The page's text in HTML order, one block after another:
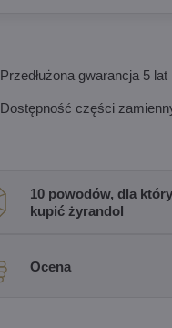
Przedłużona gwarancja 5 lat
Dostępność części
10 powodów, dla
kupić żyrandol
Ocena